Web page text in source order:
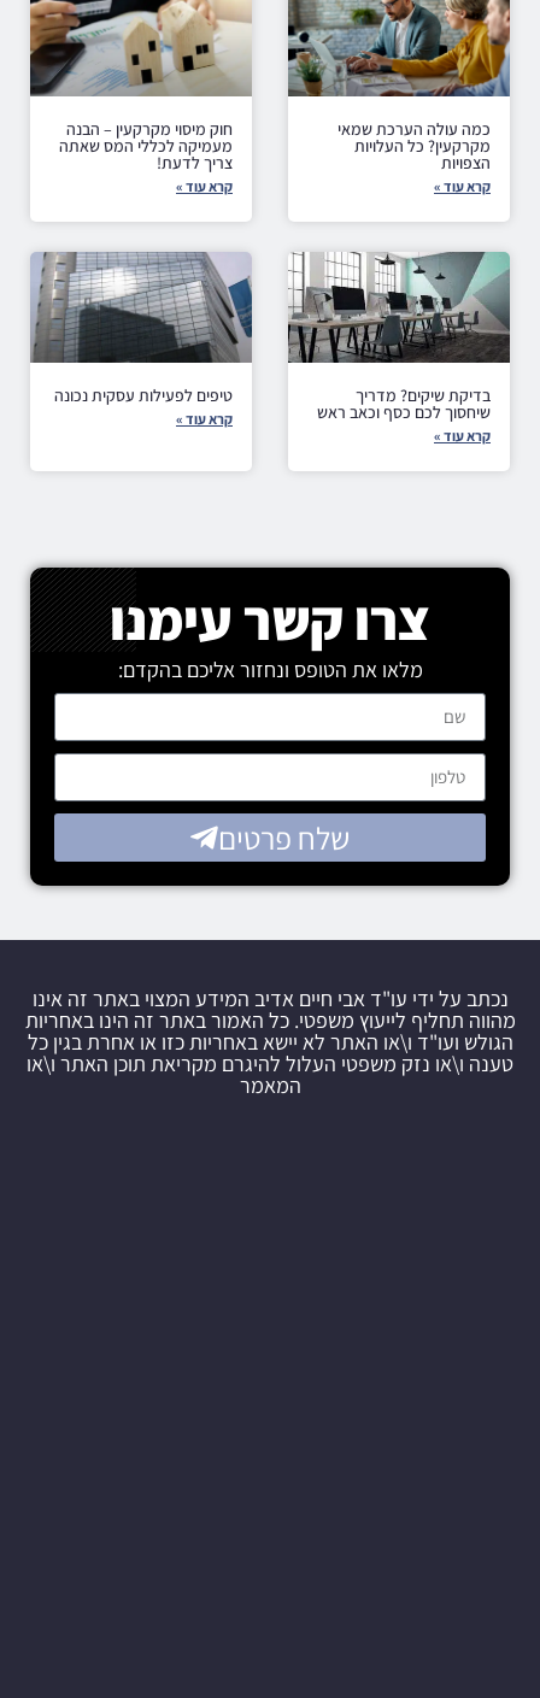
כמה עולה הערכת שמאי
מקרקעין? כל העלויות
הצפויות
קרא עוד »
חוק מיסוי מקרקעין – הבנה
מעמיקה לכללי המס שאתה
צריך לדעת!
קרא עוד »
בדיקת שיקים? מדריך
שיחסוך לכם כסף וכאב ראש
קרא עוד »
טיפים לפעילות עסקית נכונה
קרא עוד »
צרו קשר עימנו
מלאו את הטופס ונחזור אליכם בהקדם:
שלח פרטים
נכתב על ידי עו"ד אבי חיים אדיב המידע המצוי באתר זה אינו
מהווה תחליף לייעוץ משפטי. כל האמור באתר זה הינו באחריות
הגולש ועו"ד ו\או האתר לא יישא באחריות כזו או אחרת בגין כל
טענה ו\או נזק משפטי העלול להיגרם מקריאת תוכן האתר ו\או
המאמר